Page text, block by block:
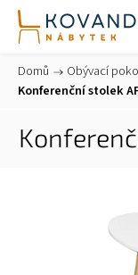
Domů / Obývací
Konferenční stolek